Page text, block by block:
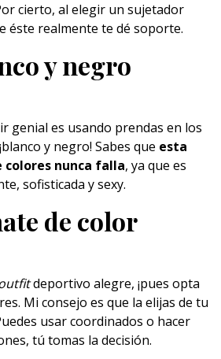
cierto, al elegir un sujetador
éste realmente te dé soporte.
y negro
genial es usando prendas en los
blanco y negro! Sabes que esta
colores nunca falla, ya que es
sofisticada y sexy.
de color
deportivo alegre, ¡pues opta
Mi consejo es que la elijas de tu
usar coordinados o hacer
tú tomas la decisión.